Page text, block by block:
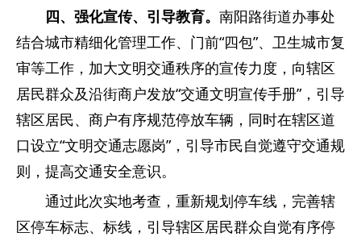
四、强化宣传、引导教育。 南阳路街道办事处
结合城市精细化管理工作、门前“四包”、卫生城市复
审等工作，加大文明交通秩序的宣传力度，向辖区
居民群众及沿街商户发放“交通文明宣传手册”，引导
辖区居民、商户有序规范停放车辆，同时在辖区道
口设立“文明交通志愿岗”，引导市民自觉遵守交通规
则，提高交通安全意识。
通过此次实地考查，重新规划停车线，完善辖
区停车标志、标线，引导辖区居民群众自觉有序停